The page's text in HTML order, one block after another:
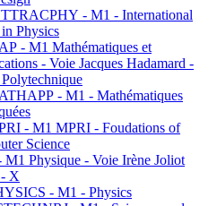
- M1 - International
Physics
- M1 Mathématiques et
- Voie Jacques Hadamard -
- M1 - Mathématiques
- M1 MPRI - Foudations of
Science
M1 Physique - Voie Irène Joliot
X
- M1 - Physics